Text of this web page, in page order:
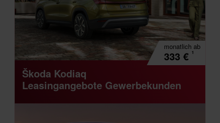
monatlich ab
333 € ¹
Škoda Kodiaq
Leasingangebote Gewerbekunden